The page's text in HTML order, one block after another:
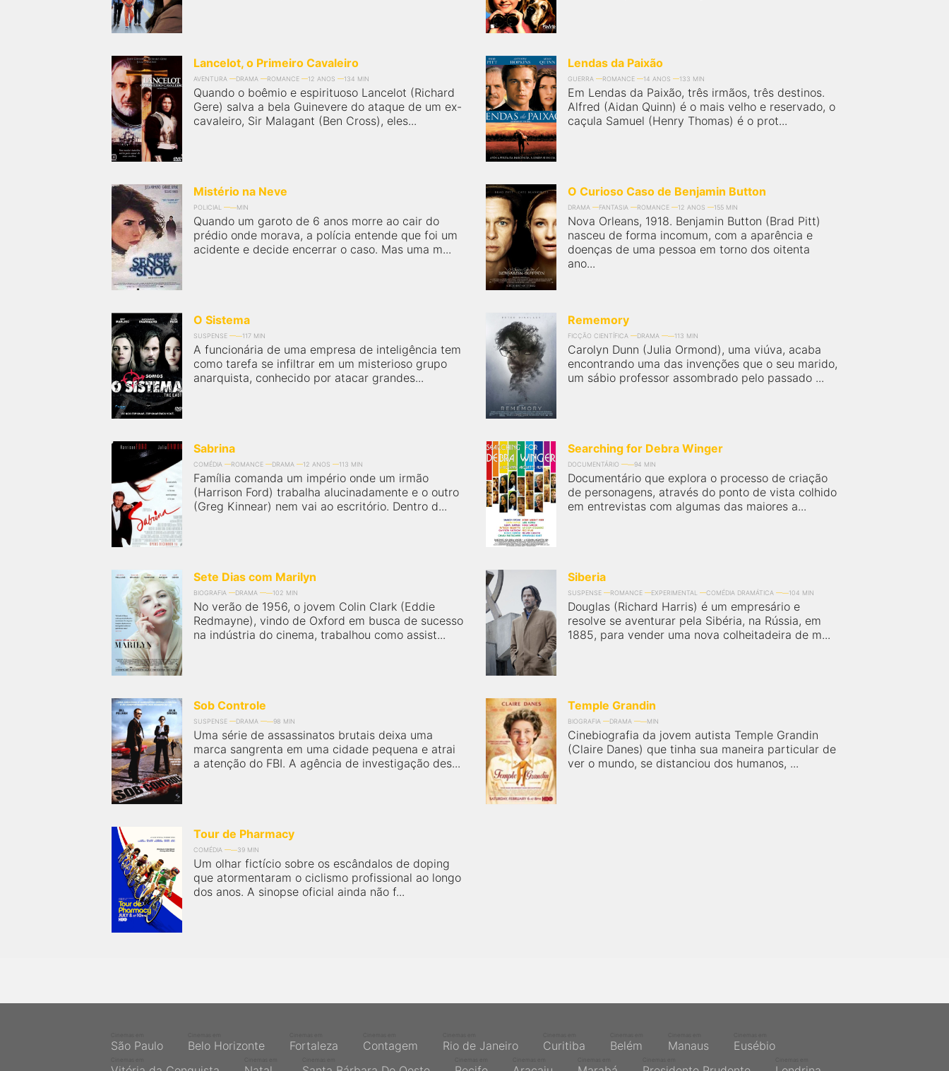
Lancelot, o Primeiro Cavaleiro
AVENTURA DRAMA ROMANCE 12 ANOS 134 MIN
Quando o boêmio e espirituoso Lancelot (Richard
Gere) salva a bela Guinevere do ataque de um ex-
cavaleiro, Sir Malagant (Ben Cross), eles...
Lendas da Paixão
GUERRA ROMANCE 14 ANOS 133 MIN
Em Lendas da Paixão, três irmãos, três destinos.
Alfred (Aidan Quinn) é o mais velho e reservado, o
caçula Samuel (Henry Thomas) é o prot...
Mistério na Neve
POLICIAL MIN
Quando um garoto de 6 anos morre ao cair do
prédio onde morava, a polícia entende que foi um
acidente e decide encerrar o caso. Mas uma m...
O Curioso Caso de Benjamin Button
DRAMA FANTASIA ROMANCE 12 ANOS 155 MIN
Nova Orleans, 1918. Benjamin Button (Brad Pitt)
nasceu de forma incomum, com a aparência e
doenças de uma pessoa em torno dos oitenta
ano...
O Sistema
SUSPENSE 117 MIN
A funcionária de uma empresa de inteligência tem
como tarefa se infiltrar em um misterioso grupo
anarquista, conhecido por atacar grandes...
Rememory
FICÇÃO CIENTÍFICA DRAMA 113 MIN
Carolyn Dunn (Julia Ormond), uma viúva, acaba
encontrando uma das invenções que o seu marido,
um sábio professor assombrado pelo passado ...
Sabrina
COMÉDIA ROMANCE DRAMA 12 ANOS 113 MIN
Família comanda um império onde um irmão
(Harrison Ford) trabalha alucinadamente e o outro
(Greg Kinnear) nem vai ao escritório. Dentro d...
Searching for Debra Winger
DOCUMENTÁRIO 94 MIN
Documentário que explora o processo de criação
de personagens, através do ponto de vista colhido
em entrevistas com algumas das maiores a...
Sete Dias com Marilyn
BIOGRAFIA DRAMA 102 MIN
No verão de 1956, o jovem Colin Clark (Eddie
Redmayne), vindo de Oxford em busca de sucesso
na indústria do cinema, trabalhou como assist...
Siberia
SUSPENSE ROMANCE EXPERIMENTAL COMÉDIA DRAMÁTICA 104 MIN
Douglas (Richard Harris) é um empresário e
resolve se aventurar pela Sibéria, na Rússia, em
1885, para vender uma nova colheitadeira de m...
Sob Controle
SUSPENSE DRAMA 98 MIN
Uma série de assassinatos brutais deixa uma
marca sangrenta em uma cidade pequena e atrai
a atenção do FBI. A agência de investigação des...
Temple Grandin
BIOGRAFIA DRAMA MIN
Cinebiografia da jovem autista Temple Grandin
(Claire Danes) que tinha sua maneira particular de
ver o mundo, se distanciou dos humanos, ...
Tour de Pharmacy
COMÉDIA 39 MIN
Um olhar fictício sobre os escândalos de doping
que atormentaram o ciclismo profissional ao longo
dos anos. A sinopse oficial ainda não f...
São Paulo Belo Horizonte Fortaleza Contagem Rio de Janeiro Curitiba Belém Manaus Eusébio